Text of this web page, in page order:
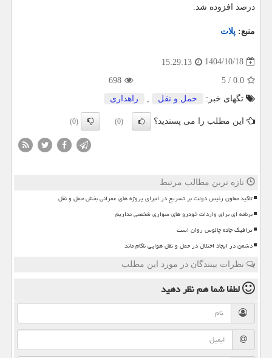
درصد افزوده شد.
منبع: پلات
1404/10/18
15:29:13
0.0
/
5
698
تگهای خبر:
حمل و نقل راهداری
این مطلب را می پسندید؟ (0)
(0)
تازه ترین مطالب مرتبط
تاکید معاون رئیس دولت بر تسریع در اجرای پروژه های عمرانی بخش حمل و نقل
برنامه ای برای واردات خودرو های سواری شخصی نداریم
ترافیک جاده چالوس روان است
دشمن در ایجاد اختلال در حمل و نقل هوایی ناکام ماند
نظرات بینندگان در مورد این مطلب
لطفا شما همنظر دهید